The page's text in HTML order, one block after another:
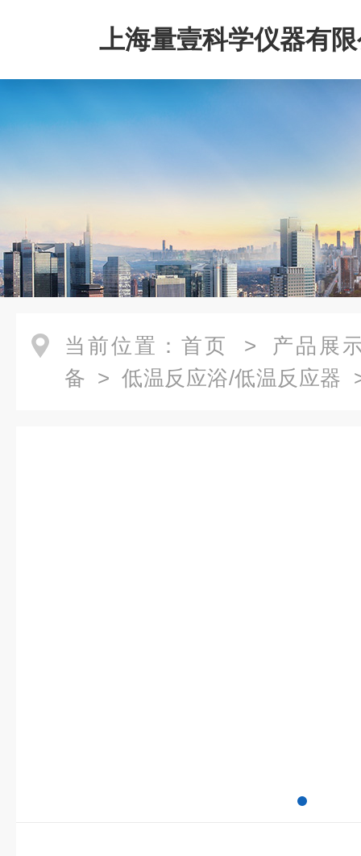
上海量壹科学仪器有
当前位置： 首页 > 产品展
备 > 低温反应浴/低温反应器